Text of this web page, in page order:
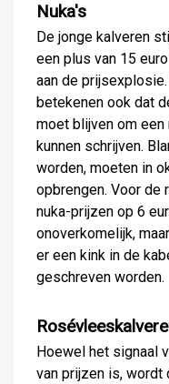
Nuka's
De jonge kalveren
een plus van 15
aan de
betekenen ook dat
moet blijven om
kunnen schrijven.
worden, moeten in
opbrengen. Voor
nuka-prijzen op 6
onoverkomelijk,
er een kink in de
geschreven worden.
Hoewel het signaal
van prijzen is, wordt